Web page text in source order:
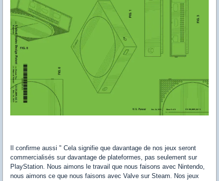
Il confirme aussi " Cela signifie que davantage de nos jeux seront
commercialisés sur davantage de plateformes, pas seulement sur
PlayStation. Nous aimons le travail que nous faisons avec Nintendo,
nous aimons ce que nous faisons avec Valve sur Steam. Nos jeux